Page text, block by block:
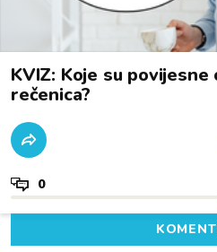
KVIZ: Koje su
rečenica?
0